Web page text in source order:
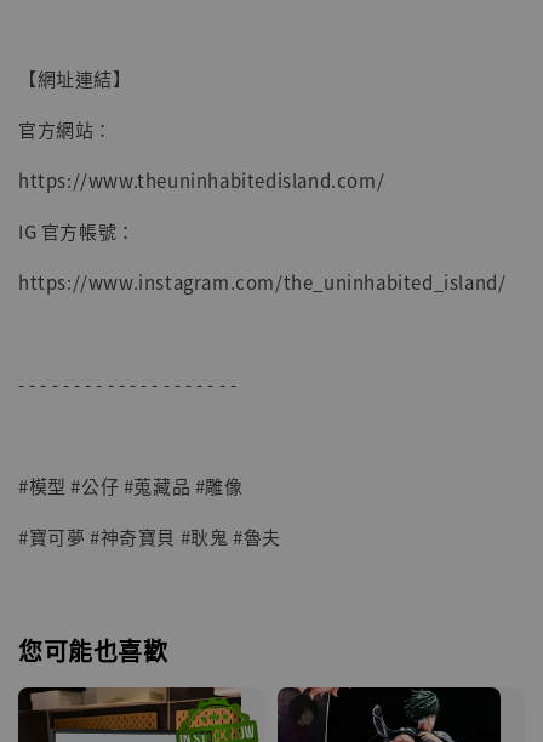
子彈飛 鵝城縣長 張麻子 [BK01]
NT$ 4,980
加入購物車
【網址連結】
官方網站：
https://www.theuninhabitedisland.com/
IG 官方帳號：
https://www.instagram.com/the_uninhabited_island/
- - - - - - - - - - - - - - - - - - - -
#模型 #公仔 #蒐藏品 #雕像
#寶可夢 #神奇寶貝 #耿鬼 #魯夫
您可能也喜歡